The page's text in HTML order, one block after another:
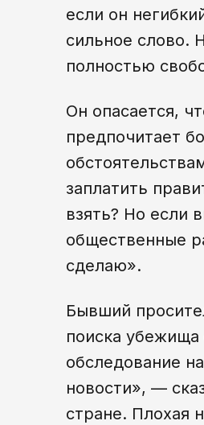
если он
сильное слово.
полностью
Он опасается,
предпочитает
заплатить
взять? Но если
общественные
сделаю».
Бывший
поиска убежища
обследование
новости», —
стране. Плохая